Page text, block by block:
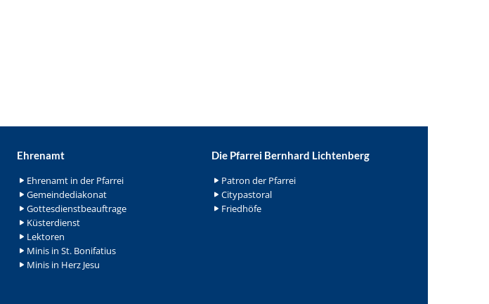
Ehrenamt
Ehrenamt in der Pfarrei
Gemeindediakonat
Gottesdienstbeauftrage
Küsterdienst
Lektoren
Minis in St. Bonifatius
Minis in Herz Jesu
Die Pfarrei Bernhard Lichtenberg
Patron der Pfarrei
Citypastoral
Friedhöfe